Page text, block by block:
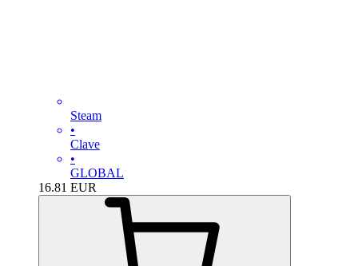
Steam
•
Clave
•
GLOBAL
16.81 EUR